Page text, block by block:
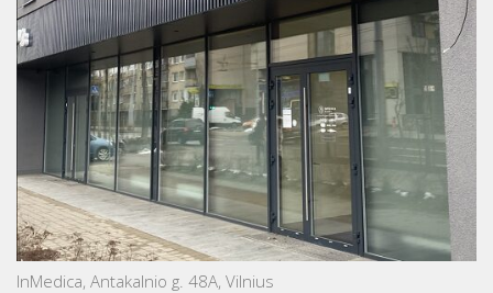
InMedica, Antakalnio g. 48A, Vilnius